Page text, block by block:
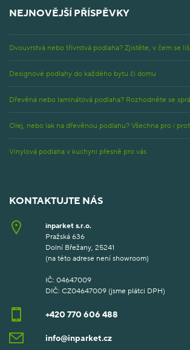
NEJNOVĚJŠÍ PŘÍSPĚVKY
Dvouvrstvá nebo třívrstvá podlaha? Zjistěte, v čem se
Designové podlahy do každého bytu či domu
Dřevěná nebo laminátová podlaha? Rozhodněte se
Olej, nebo lak na dřevěnou podlahu? Všechna pro i
Vinylová podlaha v kuchyni přesně pro vás
KONTAKTUJTE NÁS
inparket s.r.o.
Pražská 636
Dolní Břežany, 25241
(na této adrese není showroom)
IČ: 04647009
DIČ: CZ04647009 (jsme plátci DPH)
+420 770 606 488
info@inparket.cz